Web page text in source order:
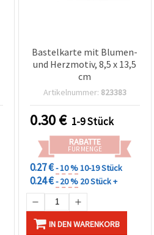
Bastelkarte mit Blumen-
und Herzmotiv, 8,5 x 13,5
cm
Artikelnummer: 823383
0.30€ 1-9 Stück
RABATTE
FÜR MENGE
0.27 €- 10 %10-19 Stück
0.24 €- 20 % 20 Stück +
IN DEN WARENKORB